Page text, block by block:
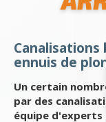
ennuis de
Un certain
par des
équipe d'experts